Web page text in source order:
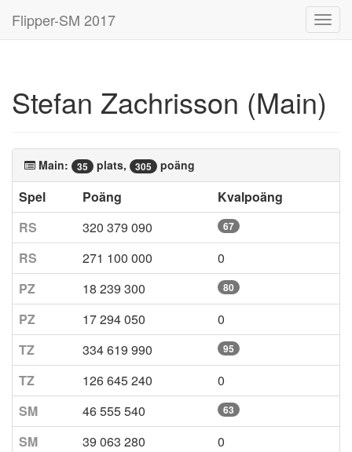
Flipper-SM 2017
Stefan Zachrisson (Main)
Main: 35 plats, 305 poäng
Spel Poäng
Kvalpoäng
RS
320 379 090 67
RS 271 100 000
0
PZ
18 239 300 80
PZ 17 294 050
0
TZ
334 619 990 95
TZ 126 645 240
0
SM
46 555 540 63
SM 39 063 280 0